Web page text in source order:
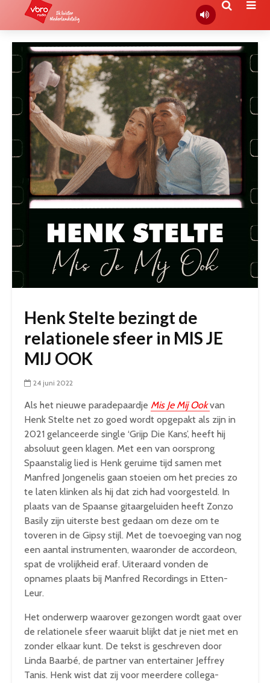
Henk Stelte bezingt de
relationele sfeer in MIS JE
MIJ OOK
24 juni 2022
Als het nieuwe paradepaardje Mis Je Mij Ookvan
Henk Stelte net zo goed wordt opgepakt als zijn in
2021 gelanceerde single ‘Grijp Die Kans’, heeft hij
absoluut geen klagen. Met een van oorsprong
Spaanstalig lied is Henk geruime tijd samen met
Manfred Jongenelis gaan stoeien om het precies zo
te laten klinken als hij dat zich had voorgesteld. In
plaats van de Spaanse gitaargeluiden heeft Zonzo
Basily zijn uiterste best gedaan om deze om te
toveren in de Gipsy stijl. Met de toevoeging van nog
een aantal instrumenten, waaronder de accordeon,
spat de vrolijkheid eraf. Uiteraard vonden de
opnames plaats bij Manfred Recordings in Etten-
Leur.
Het onderwerp waarover gezongen wordt gaat over
de relationele sfeer waaruit blijkt dat je niet met en
zonder elkaar kunt. De tekst is geschreven door
Linda Baarbé, de partner van entertainer Jeffrey
Tanis. Henk wist dat zij voor meerdere collega-